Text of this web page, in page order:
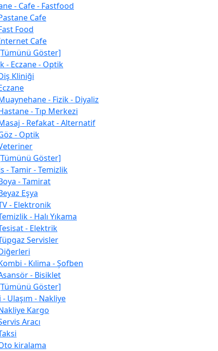
- Cafe - Fastfood
Cafe
Food
Cafe
Göster]
- Eczane - Optik
Kliniği
- Fizik - Diyaliz
- Tıp Merkezi
- Refakat - Alternatif
- Optik
Göster]
- Tamir - Temizlik
- Tamirat
Eşya
- Elektronik
- Halı Yıkama
- Elektrik
Servisler
- Kılima - Şofben
- Bisiklet
Göster]
- Ulaşım - Nakliye
Kargo
Aracı
kiralama